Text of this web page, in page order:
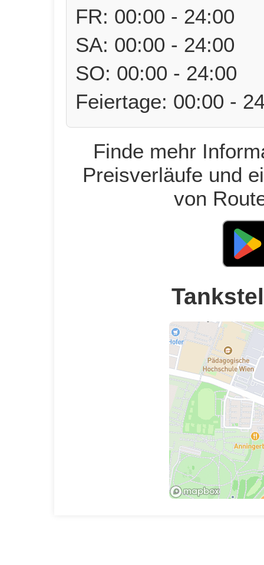
FR: 00:00 - 24:00
SA: 00:00 - 24:00
SO: 00:00 - 24:00
Feiertage: 00:00 -
Finde mehr
Preisverläufe und
von